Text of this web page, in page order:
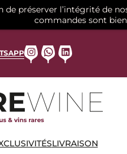
Instagram
WhatsApp
LinkedIn
LIVRAISON
de préserver l’intégrité de
commandes sont